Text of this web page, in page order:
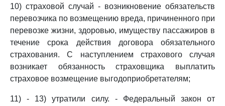
10) страховой случай - возникновение обязательств
перевозчика по возмещению вреда, причиненного при
перевозке жизни, здоровью, имуществу пассажиров в
течение срока действия договора обязательного
страхования. С наступлением страхового случая
возникает обязанность страховщика выплатить
страховое возмещение выгодоприобретателям;
11) - 13) утратили силу. - Федеральный закон от